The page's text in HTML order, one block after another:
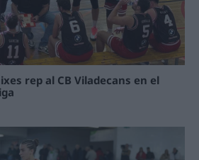
rep al CB Viladecans en el